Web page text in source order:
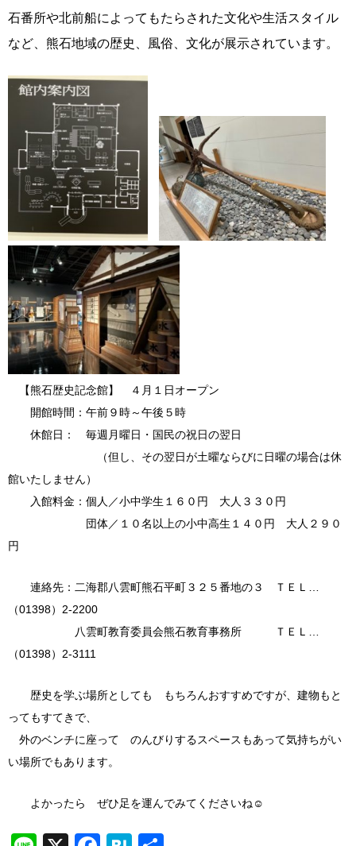
石番所や北前船によってもたらされた文化や生活スタイル
など、熊石地域の歴史、風俗、文化が展示されています。
【熊石歴史記念館】 ４月１日オープン
開館時間：午前９時～午後５時
休館日： 毎週月曜日・国民の祝日の翌日
（但し、その翌日が土曜ならびに日曜の場合は休
館いたしません）
入館料金：個人／小中学生１６０円 大人３３０円
団体／１０名以上の小中高生１４０円 大人２９０
円
連絡先：二海郡八雲町熊石平町３２５番地の３ ＴＥＬ…
（01398）2-2200
八雲町教育委員会熊石教育事務所 ＴＥＬ…
（01398）2-3111
歴史を学ぶ場所としても もちろんおすすめですが、建物もと
ってもすてきで、
外のベンチに座って のんびりするスペースもあって気持ちがい
い場所でもあります。
よかったら ぜひ足を運んでみてくださいね☺